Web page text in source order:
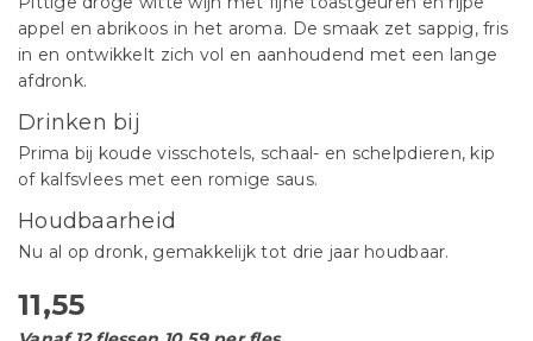
appel en abrikoos in het aroma. De smaak zet sappig, fris
in en ontwikkelt zich vol en aanhoudend met een lange
afdronk.
Drinken bij
Prima bij koude visschotels, schaal- en schelpdieren, kip
of kalfsvlees met een romige saus.
Houdbaarheid
Nu al op dronk, gemakkelijk tot drie jaar houdbaar.
11,55